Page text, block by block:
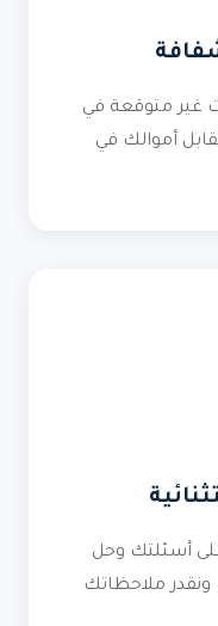
غير متوقعة في
أموالك في
على أسئلتك وحل
ملاحظاتك